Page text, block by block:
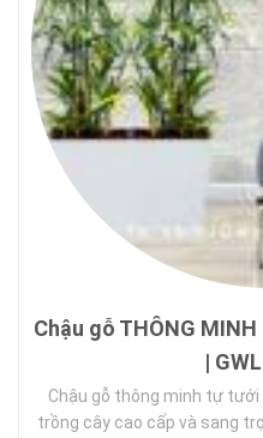
Chậu gỗ THÔNG
|
Chậu gỗ thông minh tự
trồng cây cao cấp và sang